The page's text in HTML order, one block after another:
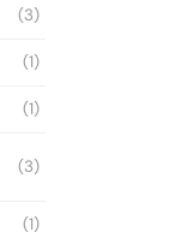
(3)
(1)
(1)
(3)
(1)